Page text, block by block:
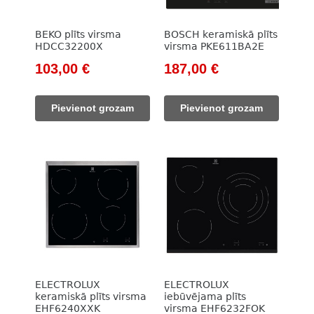
BEKO plīts virsma
HDCC32200X
Original
was:
785,00 €.
103,00 €Current
Pievienot grozam
BOSCH keramiskā plīts
virsma PKE611BA2E
Original
was:
261,00 €.
187,00 €Current
Pievienot grozam
ELECTROLUX
keramiskā plīts virsma
EHF6240XXK
ELECTROLUX
iebūvējama plīts
virsma EHF6232FOK